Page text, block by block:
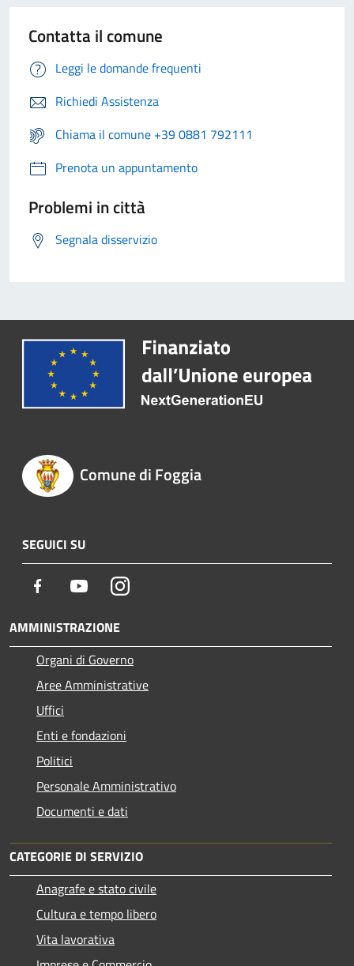
Contatta il comune
Leggi le domande frequenti
Richiedi Assistenza
Chiama il comune +39 0881 792111
Prenota un appuntamento
Problemi in città
Segnala disservizio
Comune di Foggia
SEGUICI SU
Facebook YoutubeInstagram
AMMINISTRAZIONE
Organi di Governo
Aree Amministrative
Uffici
Enti e fondazioni
Politici
Personale Amministrativo
Documenti e dati
CATEGORIE DI SERVIZIO
Anagrafe e stato civile
Cultura e tempo libero
Vita lavorativa